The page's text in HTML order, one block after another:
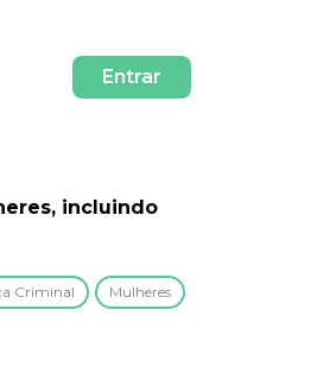
Entrar
incluindo
Criminal Mulheres